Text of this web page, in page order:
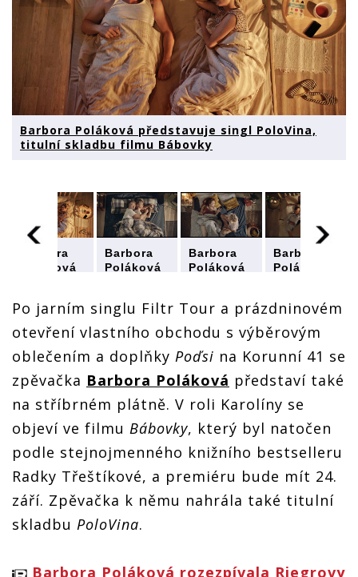
Barbora Poláková představuje singl PoloVina,
titulní skladbu filmu Bábovky
Barbora
Poláková
PoloVina,
titulní
skladbu
filmu
Barbora
Poláková
PoloVina,
titulní
skladbu
filmu
Bábovky
Barbora
Poláková
PoloVina,
titulní
skladbu
filmu
Barbora
Poláková
PoloVina,
titulní
skladbu
filmu
Po jarním singlu Filtr Tour a prázdninovém
otevření vlastního obchodu s výběrovým
oblečením a doplňky Poďsi na Korunní 41 se
zpěvačka Barbora Poláková představí také
na stříbrném plátně. V roli Karolíny se
objeví ve filmu Bábovky, který byl natočen
podle stejnojmenného knižního bestselleru
Radky Třeštíkové, a premiéru bude mít 24.
září. Zpěvačka k němu nahrála také titulní
skladbu PoloVina.
Barbora Poláková rozezpívala Riegrovy